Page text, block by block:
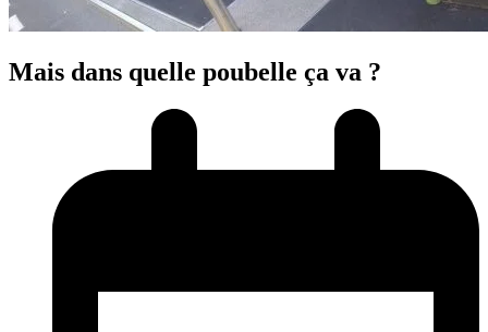
Mais dans quelle poubelle ça va ?